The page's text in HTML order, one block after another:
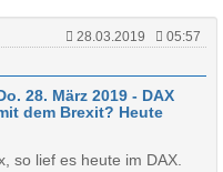
28.03.2019
05:57
28. März 2019 - DAX
dem Brexit? Heute
so lief es heute im DAX.